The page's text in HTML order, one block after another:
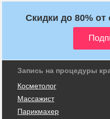
Скидки до 80%
Запись на процедуры
Косметолог
Массажист
Парикмахер